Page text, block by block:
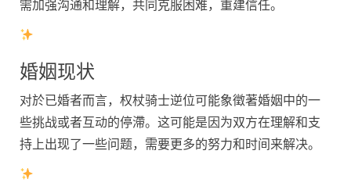
需加强沟通和理解，共同克服困难，重建信任。
婚姻现状
对於已婚者而言，权杖骑士逆位可能象徵著婚姻中的一
些挑战或者互动的停滯。这可能是因为双方在理解和支
持上出现了一些问题，需要更多的努力和时间来解决。